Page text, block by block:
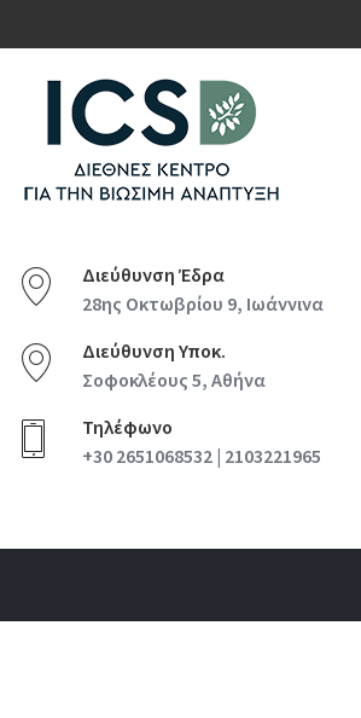
Διεύθυνση Έδρα
28ης Οκτωβρίου 9, Ιωάννινα
Διεύθυνση Υποκ.
Σοφοκλέους 5, Αθήνα
Τηλέφωνο
+30 2651068532 | 2103221965